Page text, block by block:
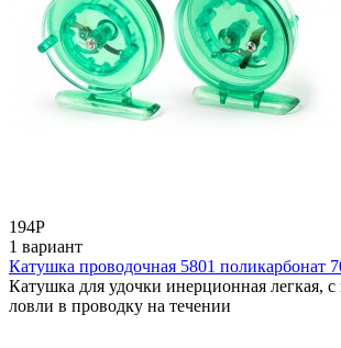
194Р
1 вариант
Катушка проводочная 5801 поликарбонат
Катушка для удочки инерционная легкая,
ловли в проводку на течении